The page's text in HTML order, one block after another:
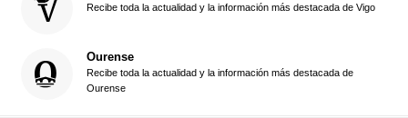
Recibe toda la actualidad y la información más destacada de Vigo
Ourense
Recibe toda la actualidad y la información más destacada de
Ourense